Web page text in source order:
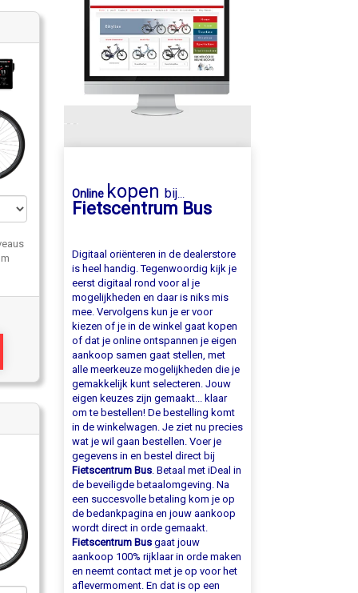
Online kopenbij...
Fietscentrum Bus
Digitaal oriënteren in de dealerstore
is heel handig. Tegenwoordig kijk je
eerst digitaal rond voor al je
mogelijkheden en daar is niks mis
mee. Vervolgens kun je er voor
kiezen of je in de winkel gaat kopen
of dat je online ontspannen je eigen
aankoop samen gaat stellen, met
alle meerkeuze mogelijkheden die je
gemakkelijk kunt selecteren. Jouw
eigen keuzes zijn gemaakt... klaar
om te bestellen! De bestelling komt
in de winkelwagen. Je ziet nu precies
wat je wil gaan bestellen. Voer je
gegevens in en bestel direct bij
Fietscentrum Bus. Betaal met iDeal in
de beveiligde betaalomgeving. Na
een succesvolle betaling kom je op
de bedankpagina en jouw aankoop
wordt direct in orde gemaakt.
Fietscentrum Bus gaat jouw
aankoop 100% rijklaar in orde maken
en neemt contact met je op voor het
aflevermoment. En dat is op een